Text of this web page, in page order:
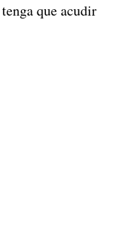
que acudir